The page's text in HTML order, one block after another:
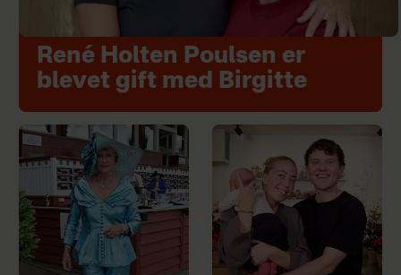
René Holten Poulsen er
blevet gift med Birgitte